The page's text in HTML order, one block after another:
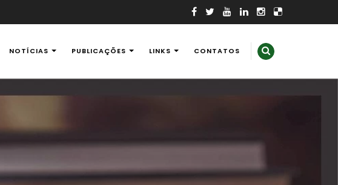
NOTÍCIAS PUBLICAÇÕES LINKS CONTATOS